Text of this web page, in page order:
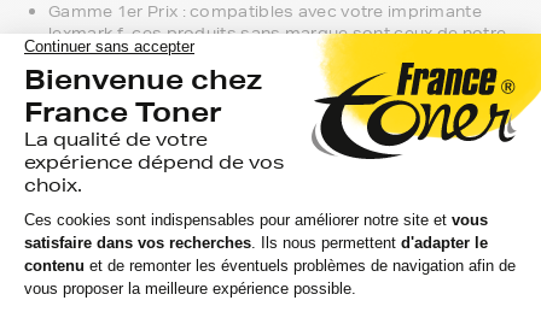
Gamme 1er Prix : compatibles avec votre imprimante
lexmark f, ces produits sans marque sont ceux de notre
gamme discount.
Marque constructeur : si vous avez l'habitude d'aller
chercher vos cartouches d'encre lexmark f en magasin,
gagnez du temps en vous faisant livrer directement chez
vous.
Si vous avez la moindre question sur la
compatibilité de votre produit avec votre
imprimante lexmark f, nous sommes à votre
écoute.